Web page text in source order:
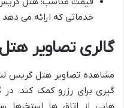
خدماتی که ارائه می
گالری تصاویر
مشاهده تصاویر هتل گریس
گیری برای رزرو کمک کند.